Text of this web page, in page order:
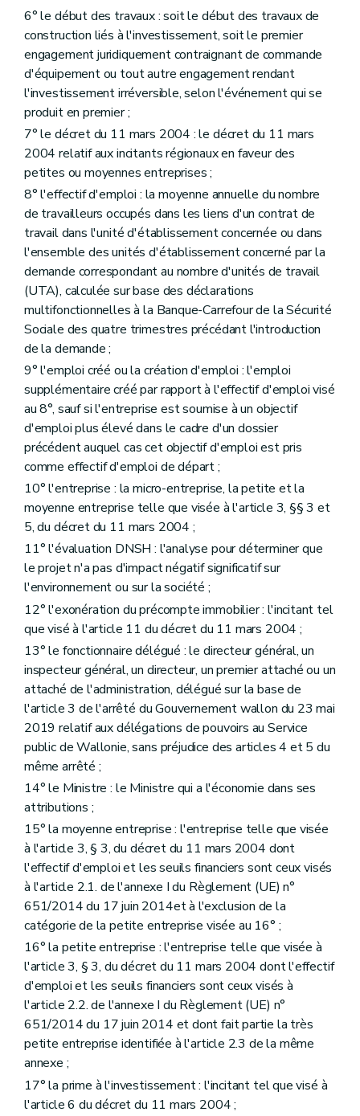
6° le début des travaux : soit le début des travaux de
construction liés à l'investissement, soit le premier
engagement juridiquement contraignant de commande
d'équipement ou tout autre engagement rendant
l'investissement irréversible, selon l'événement qui se
produit en premier ;
7° le décret du 11 mars 2004 : le décret du 11 mars
2004 relatif aux incitants régionaux en faveur des
petites ou moyennes entreprises ;
8° l'effectif d'emploi : la moyenne annuelle du nombre
de travailleurs occupés dans les liens d'un contrat de
travail dans l'unité d'établissement concernée ou dans
l'ensemble des unités d'établissement concerné par la
demande correspondant au nombre d'unités de travail
(UTA), calculée sur base des déclarations
multifonctionnelles à la Banque-Carrefour de la Sécurité
Sociale des quatre trimestres précédant l'introduction
de la demande ;
9° l'emploi créé ou la création d'emploi : l'emploi
supplémentaire créé par rapport à l'effectif d'emploi visé
au 8°, sauf si l'entreprise est soumise à un objectif
d'emploi plus élevé dans le cadre d'un dossier
précédent auquel cas cet objectif d'emploi est pris
comme effectif d'emploi de départ ;
10° l'entreprise : la micro-entreprise, la petite et la
moyenne entreprise telle que visée à l'article 3, §§ 3 et
5, du décret du 11 mars 2004 ;
11° l'évaluation DNSH : l'analyse pour déterminer que
le projet n'a pas d'impact négatif significatif sur
l'environnement ou sur la société ;
12° l'exonération du précompte immobilier : l'incitant tel
que visé à l'article 11 du décret du 11 mars 2004 ;
13° le fonctionnaire délégué : le directeur général, un
inspecteur général, un directeur, un premier attaché ou un
attaché de l'administration, délégué sur la base de
l'article 3 de l'arrêté du Gouvernement wallon du 23 mai
2019 relatif aux délégations de pouvoirs au Service
public de Wallonie, sans préjudice des articles 4 et 5 du
même arrêté ;
14° le Ministre : le Ministre qui a l'économie dans ses
attributions ;
15° la moyenne entreprise : l'entreprise telle que visée
à l'article 3, § 3, du décret du 11 mars 2004 dont
l'effectif d'emploi et les seuils financiers sont ceux visés
à l'article 2.1. de l'annexe I du Règlement (UE) n°
651/2014 du 17 juin 2014et à l'exclusion de la
catégorie de la petite entreprise visée au 16° ;
16° la petite entreprise : l'entreprise telle que visée à
l'article 3, § 3, du décret du 11 mars 2004 dont l'effectif
d'emploi et les seuils financiers sont ceux visés à
l'article 2.2. de l'annexe I du Règlement (UE) n°
651/2014 du 17 juin 2014 et dont fait partie la très
petite entreprise identifiée à l'article 2.3 de la même
annexe ;
17° la prime à l'investissement : l'incitant tel que visé à
l'article 6 du décret du 11 mars 2004 ;